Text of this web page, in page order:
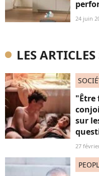
24 juin
LES
"Être
sur
27